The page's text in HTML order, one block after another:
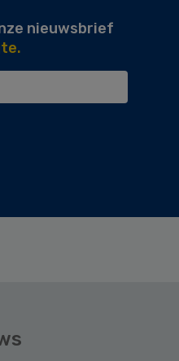
nieuwsbrief